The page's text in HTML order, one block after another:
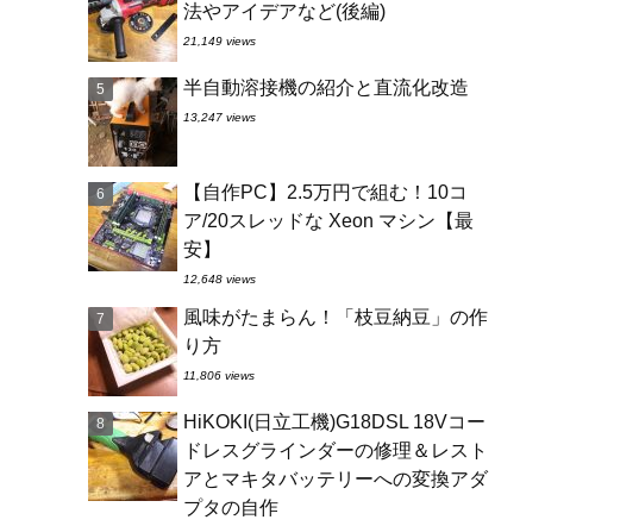
法やアイデアなど(後編)
21,149 views
半自動溶接機の紹介と直流化改造
13,247 views
【自作PC】2.5万円で組む！10コ
ア/20スレッドな Xeon マシン【最
安】
12,648 views
風味がたまらん！「枝豆納豆」の作
り方
11,806 views
HiKOKI(日立工機)G18DSL 18Vコー
ドレスグラインダーの修理＆レスト
アとマキタバッテリーへの変換アダ
プタの自作